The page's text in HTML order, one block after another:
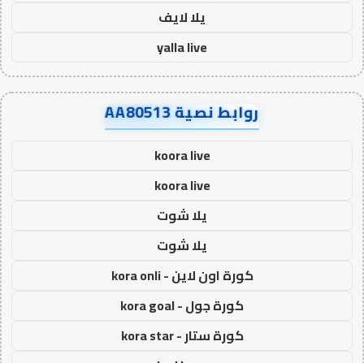
يلا لايف
yalla live
روابط نصية AA80513
koora live
koora live
يلا شوت
يلا شوت
كورة اون لاين - kora onli
كورة جول - kora goal
كورة ستار - kora star